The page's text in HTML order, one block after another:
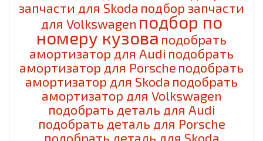
запчасти для Skoda подбор запчасти
для Volkswagen подбор по
номеру кузова подобрать
амортизатор для Audi подобрать
амортизатор для Porsche подобрать
амортизатор для Skoda подобрать
амортизатор для Volkswagen
подобрать деталь для Audi
подобрать деталь для Porsche
подобрать деталь для Skoda